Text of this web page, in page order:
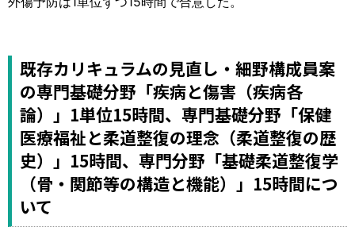
既存カリキュラムの見直し・細野構成員案
の専門基礎分野「疾病と傷害（疾病各
論）」1単位15時間、専門基礎分野「保健
医療福祉と柔道整復の理念（柔道整復の歴
史）」15時間、専門分野「基礎柔道整復学
（骨・関節等の構造と機能）」15時間につ
いて